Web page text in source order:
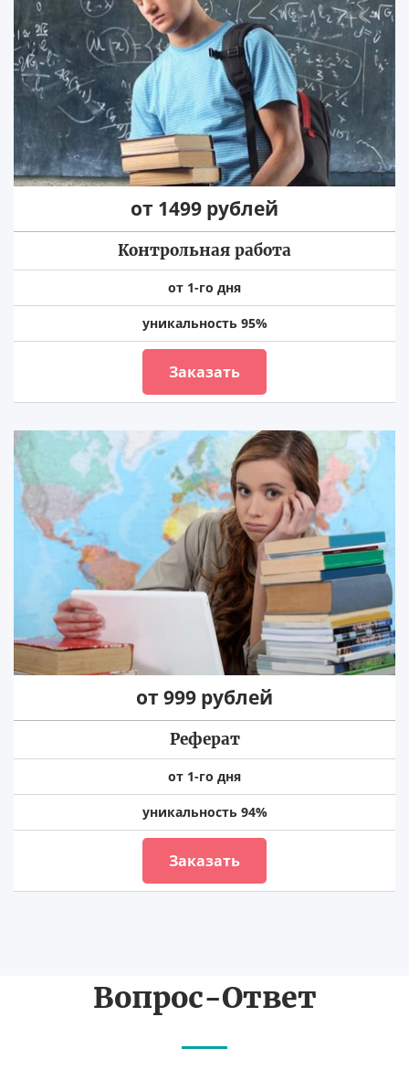
от 1499 рублей
Контрольная работа
от 1-го дня
уникальность 95%
Заказать
от 999 рублей
Реферат
от 1-го дня
уникальность 94%
Заказать
Вопрос-Ответ